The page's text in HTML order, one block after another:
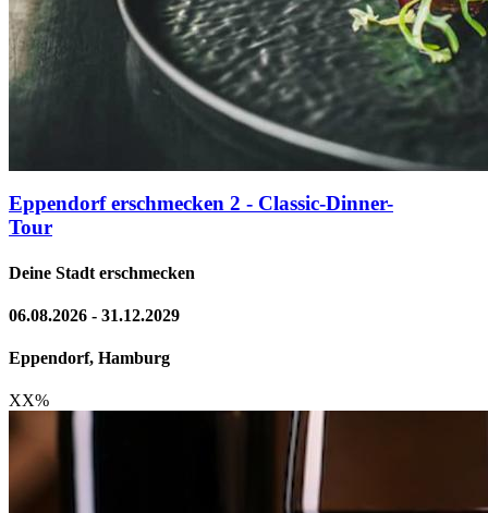
Eppendorf erschmecken 2 - Classic-Dinner-
Tour
Deine Stadt erschmecken
06.08.2026 - 31.12.2029
Eppendorf, Hamburg
XX%